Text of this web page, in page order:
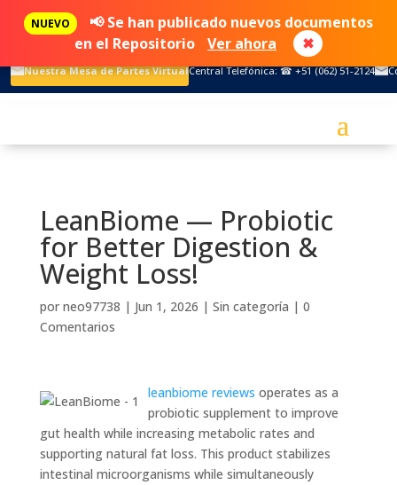
Nuestra Mesa de Partes VirtualCentral Telefónica: ☎ +51 (062) 51-2124
LeanBiome — Probiotic
for Better Digestion &
Weight Loss!
por neo97738 | Jun 1, 2026 | Sin categoría | 0
Comentarios
leanbiome reviews operates as a
probiotic supplement to improve
gut health while increasing metabolic rates and
supporting natural fat loss. This product stabilizes
intestinal microorganisms while simultaneously
NUEVO
📢 Se han publicado nuevos documentos
en el Repositorio
Ver ahora ✖